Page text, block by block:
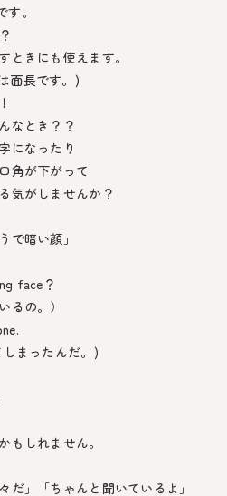
。
ときにも使えます。
面長です。)
なとき？？
になったり
角が下がって
気がしませんか？
で暗い顔」
face？
るの。）
まったんだ。)
もしれません。
だ」「ちゃんと聞いているよ」